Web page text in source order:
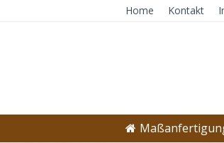
Home Kontakt